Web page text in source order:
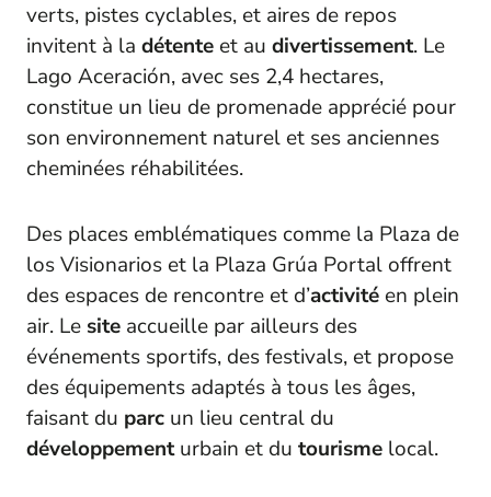
verts, pistes cyclables, et aires de repos
invitent à la détente et au divertissement. Le
Lago Aceración, avec ses 2,4 hectares,
constitue un lieu de promenade apprécié pour
son environnement naturel et ses anciennes
cheminées réhabilitées.
Des places emblématiques comme la Plaza de
los Visionarios et la Plaza Grúa Portal offrent
des espaces de rencontre et d’activité en plein
air. Le site accueille par ailleurs des
événements sportifs, des festivals, et propose
des équipements adaptés à tous les âges,
faisant du parc un lieu central du
développementurbain et du tourisme local.